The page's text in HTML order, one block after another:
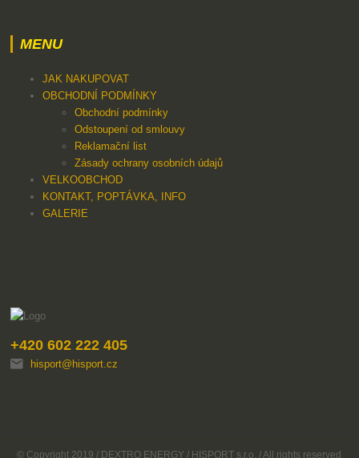
MENU
JAK NAKUPOVAT
OBCHODNÍ PODMÍNKY
Obchodní podmínky
Odstoupení od smlouvy
Reklamační list
Zásady ochrany osobních údajů
VELKOOBCHOD
KONTAKT, POPTÁVKA, INFO
GALERIE
+420 602 222 405
hisport@hisport.cz
© Copyright 2019 / DEXTRO ENERGY / HISPORT s.r.o. / All rights reserved